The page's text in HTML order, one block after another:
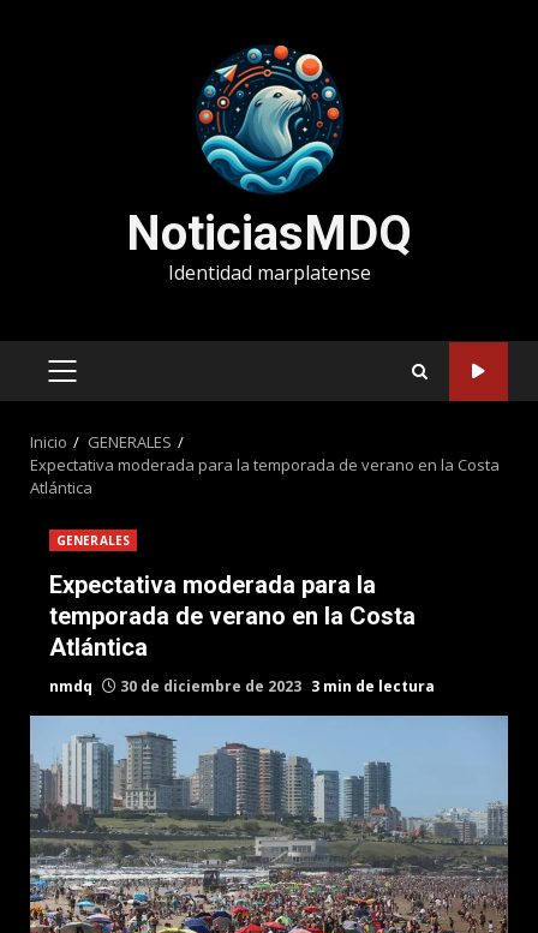
NoticiasMDQ
Identidad marplatense
MENÚ
Inicio
GENERALES
Expectativa moderada para la temporada de verano en la Costa
Atlántica
GENERALES
Expectativa moderada para la
temporada de verano en la Costa
Atlántica
nmdq 30 de diciembre de 2023 3 min de lectura